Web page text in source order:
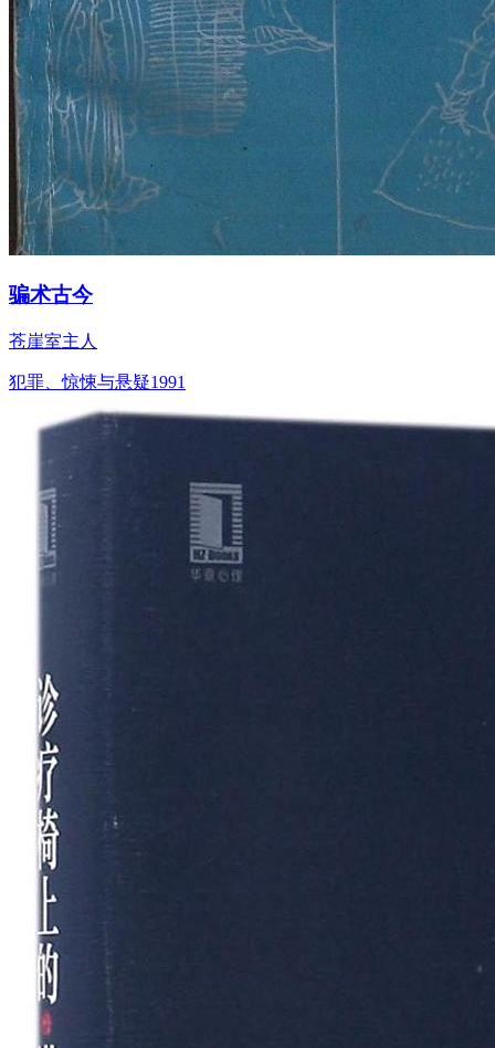
骗术古今
苍崖室主人
犯罪、惊悚与悬疑1991